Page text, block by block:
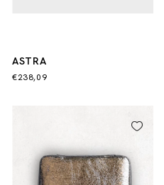
ASTRA
€238,09